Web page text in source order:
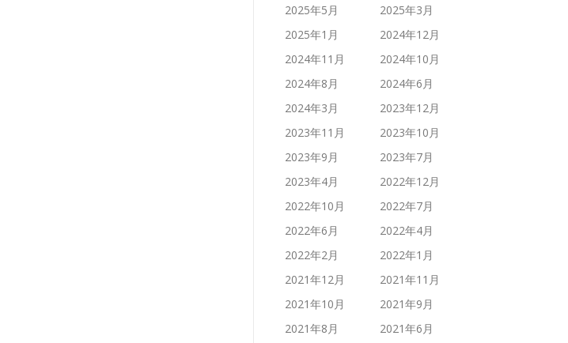
2025年5月
2025年3月
2025年1月
2024年12月
2024年11月
2024年10月
2024年8月
2024年6月
2024年3月
2023年12月
2023年11月
2023年10月
2023年9月
2023年7月
2023年4月
2022年12月
2022年10月
2022年7月
2022年6月
2022年4月
2022年2月
2022年1月
2021年12月
2021年11月
2021年10月
2021年9月
2021年8月
2021年6月